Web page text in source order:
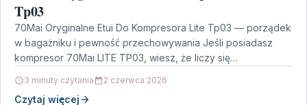
Tp03
70Mai Oryginalne Etui Do Kompresora Lite Tp03 — porządek
w bagażniku i pewność przechowywania Jeśli posiadasz
kompresor 70Mai LITE TP03, wiesz, że liczy się…
3 minuty czytania 2 czerwca 2026
Czytaj więcej